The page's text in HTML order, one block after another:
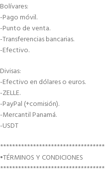
Bolívares:
-Pago móvil.
-Punto de venta.
-Transferencias bancarias.
-Efectivo.
Divisas:
-Efectivo en dólares o euros.
-ZELLE.
-PayPal (+comisión).
-Mercantil Panamá.
-USDT
***********************************
•TÉRMINOS Y CONDICIONES
***********************************